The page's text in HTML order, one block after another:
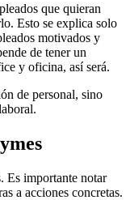
que quieran
Esto se explica solo
motivados y
de tener un
y oficina, así será.
de personal, sino
Es importante notar
a acciones concretas.